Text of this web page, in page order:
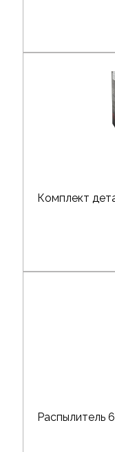
Комплект